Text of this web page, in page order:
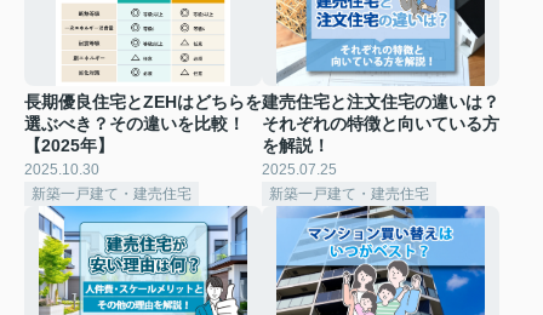
長期優良住宅とZEHはどちらを
選ぶべき？その違いを比較！
【2025年】
2025.10.30
新築一戸建て・建売住宅
建売住宅と注文住宅の違いは？
それぞれの特徴と向いている方
を解説！
2025.07.25
新築一戸建て・建売住宅